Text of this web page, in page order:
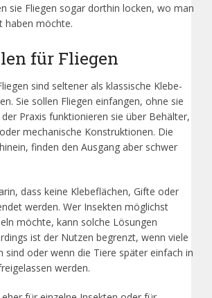
sie Fliegen sogar dorthin locken, wo man
haben möchte.
für Fliegen
sind seltener als klassische Klebe-
Sie sollen Fliegen einfangen, ohne sie
Praxis funktionieren sie über Behälter,
mechanische Konstruktionen. Die
finden den Ausgang aber schwer
dass keine Klebeflächen, Gifte oder
werden. Wer Insekten möglichst
möchte, kann solche Lösungen
ist der Nutzen begrenzt, wenn viele
sind oder wenn die Tiere später einfach in
werden.